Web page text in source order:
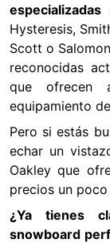
Hysteresis,
Scott o
reconocidas
que
equipamiento
Pero si estás
echar un
Oakley que
precios un
¿Ya tienes
snowboard